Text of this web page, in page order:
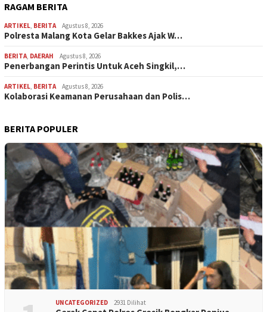
RAGAM BERITA
ARTIKEL, BERITA Agustus 8, 2026
Polresta Malang Kota Gelar Bakkes Ajak W…
BERITA, DAERAH Agustus 8, 2026
Penerbangan Perintis Untuk Aceh Singkil,…
ARTIKEL, BERITA Agustus 8, 2026
Kolaborasi Keamanan Perusahaan dan Polis…
BERITA POPULER
UNCATEGORIZED 2931 Dilihat